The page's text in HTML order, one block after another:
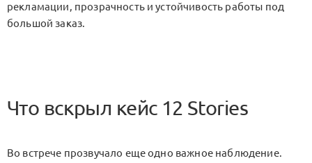
рекламации, прозрачность и устойчивость работы под
большой заказ.
Что вскрыл кейс 12 Stories
Во встрече прозвучало еще одно важное наблюдение.